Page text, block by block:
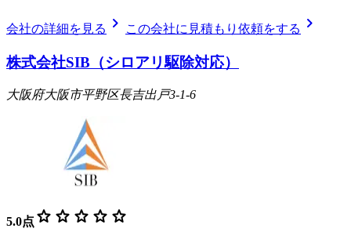
会社の詳細を見る chevron_right この会社に見積もり依頼をする chevron_right
株式会社SIB（シロアリ駆除対応）
大阪府大阪市平野区長吉出戸3-1-6
5.0点 star star star star star